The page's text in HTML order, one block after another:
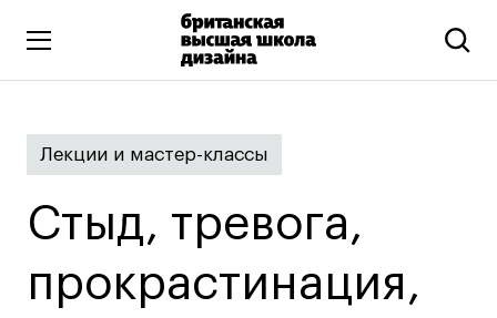
Искусство и дизайн
Бизнес и маркетинг
Лекции и мастер-классы
Стыд, тревога,
прокрастинация,